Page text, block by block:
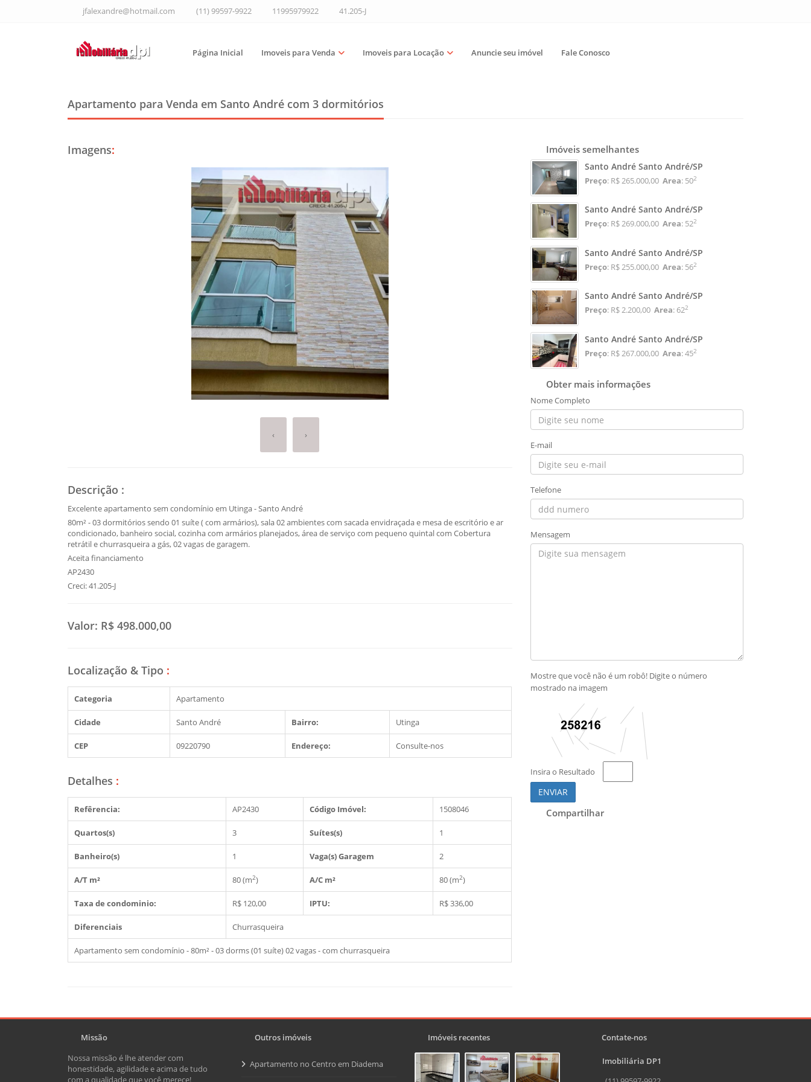
jfalexandre@hotmail.com (11) 99597-9922 11995979922 41.205-J
Página Inicial Imoveis para Venda Imoveis para Locação Anuncie seu imóvel Fale Conosco
Apartamento para Venda em Santo André com 3 dormitórios
Imagens:
‹ ›
Descrição :
Excelente apartamento sem condomínio em Utinga - Santo André
80m² - 03 dormitórios sendo 01 suíte ( com armários), sala 02 ambientes com sacada envidraçada e mesa de escritório e ar
condicionado, banheiro social, cozinha com armários planejados, área de serviço com pequeno quintal com Cobertura
retrátil e churrasqueira a gás, 02 vagas de garagem.
Aceita financiamento
AP2430
Creci: 41.205-J
Valor: R$ 498.000,00
Localização & Tipo :
Categoria Apartamento
Cidade Santo André Bairro: Utinga
CEP 09220790 Endereço: Consulte-nos
Detalhes :
Refêrencia: AP2430 Código Imóvel: 1508046
Quartos(s) 3 Suítes(s) 1
Banheiro(s) 1 Vaga(s) Garagem 2
A/T m² 80 (m2) A/C m² 80 (m2)
Taxa de condominio: R$ 120,00 IPTU: R$ 336,00
Diferenciais Churrasqueira
Apartamento sem condomínio - 80m² - 03 dorms (01 suíte) 02 vagas - com churrasqueira
Imóveis semelhantes
Santo André Santo André/SP
Preço: R$ 265.000,00 Area: 502
Santo André Santo André/SP
Preço: R$ 269.000,00 Area: 522
Santo André Santo André/SP
Preço: R$ 255.000,00 Area: 562
Santo André Santo André/SP
Preço: R$ 2.200,00 Area: 622
Santo André Santo André/SP
Preço: R$ 267.000,00 Area: 452
Obter mais informações
Nome Completo
E-mail
Telefone
Mensagem
Mostre que você não é um robô! Digite o número
mostrado na imagem
Insira o Resultado
ENVIAR
Compartilhar
Missão
Nossa missão é lhe atender com
honestidade, agilidade e acima de tudo
com a qualidade que você merece!
Outros imóveis
Apartamento no Centro em Diadema
Imóveis recentes Contate-nos
Imobiliária DP1